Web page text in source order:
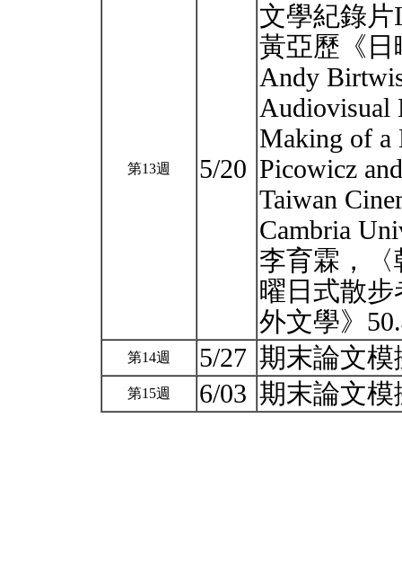
第13週 5/20
文學紀錄
黃亞歷《
Andy
Audiovisual
Making of a
Picowicz
Taiwan
Cambria
李育霖，
曜日式散
外文學》
第14週 5/27 期末論文
第15週 6/03 期末論文